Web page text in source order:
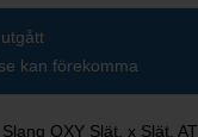
kan förekomma
Slang OXY Slät. x Slät. AT